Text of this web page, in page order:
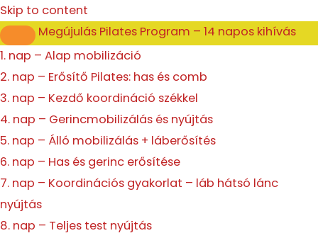
Skip to content
Megújulás Pilates Program – 14 napos kihívás
1. nap – Alap mobilizáció
2. nap – Erősítő Pilates: has és comb
3. nap – Kezdő koordináció székkel
4. nap – Gerincmobilizálás és nyújtás
5. nap – Álló mobilizálás + láberősítés
6. nap – Has és gerinc erősítése
7. nap – Koordinációs gyakorlat – láb hátsó lánc
nyújtás
8. nap – Teljes test nyújtás
Enter Presenter
Mode